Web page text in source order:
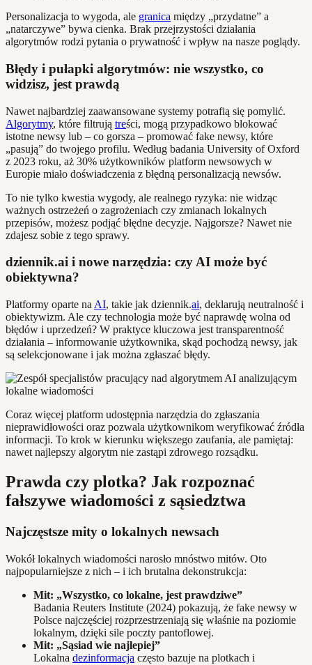
Personalizacja to wygoda, ale granica między „przydatne” a
„natarczywe” bywa cienka. Brak przejrzystości działania
algorytmów rodzi pytania o prywatność i wpływ na nasze poglądy.
Błędy i pułapki algorytmów: nie wszystko, co
widzisz, jest prawdą
Nawet najbardziej zaawansowane systemy potrafią się pomylić.
Algorytmy, które filtrują treści, mogą przypadkowo blokować
istotne newsy lub – co gorsza – promować fake newsy, które
„pasują” do twojego profilu. Według badania University of Oxford
z 2023 roku, aż 30% użytkowników platform newsowych w
Europie miało doświadczenia z błędną personalizacją newsów.
To nie tylko kwestia wygody, ale realnego ryzyka: nie widząc
ważnych ostrzeżeń o zagrożeniach czy zmianach lokalnych
przepisów, możesz podjąć błędne decyzje. Najgorsze? Nawet nie
zdajesz sobie z tego sprawy.
dziennik.ai i nowe narzędzia: czy AI może być
obiektywna?
Platformy oparte na AI, takie jak dziennik.ai, deklarują neutralność i
obiektywizm. Ale czy technologia może być naprawdę wolna od
błędów i uprzedzeń? W praktyce kluczowa jest transparentność
działania – informowanie użytkownika, skąd pochodzą newsy, jak
są selekcjonowane i jak można zgłaszać błędy.
Coraz więcej platform udostępnia narzędzia do zgłaszania
nieprawidłowości oraz pozwala użytkownikom weryfikować źródła
informacji. To krok w kierunku większego zaufania, ale pamiętaj:
nawet najlepszy algorytm nie zastąpi zdrowego rozsądku.
Prawda czy plotka? Jak rozpoznać
fałszywe wiadomości z sąsiedztwa
Najczęstsze mity o lokalnych newsach
Wokół lokalnych wiadomości narosło mnóstwo mitów. Oto
najpopularniejsze z nich – i ich brutalna dekonstrukcja:
Mit: „Wszystko, co lokalne, jest prawdziwe”
Badania Reuters Institute (2024) pokazują, że fake newsy w
Polsce najczęściej rozprzestrzeniają się właśnie na poziomie
lokalnym, dzięki sile poczty pantoflowej.
Mit: „Sąsiad wie najlepiej”
Lokalna dezinformacja często bazuje na plotkach i